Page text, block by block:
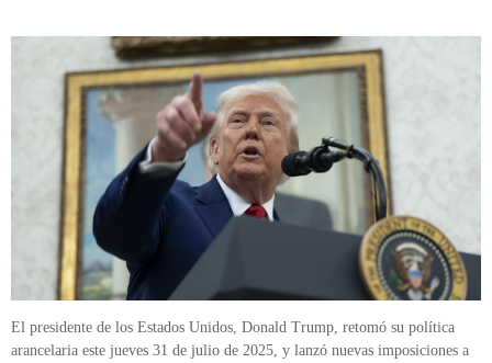
El presidente de los Estados Unidos, Donald Trump, retomó su política
arancelaria este jueves 31 de julio de 2025, y lanzó nuevas imposiciones a